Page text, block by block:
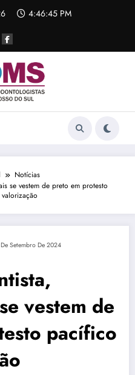
4:46:45 PM
Notícias
se vestem de preto em protesto
Setembro De 2024
vestem de
pacífico